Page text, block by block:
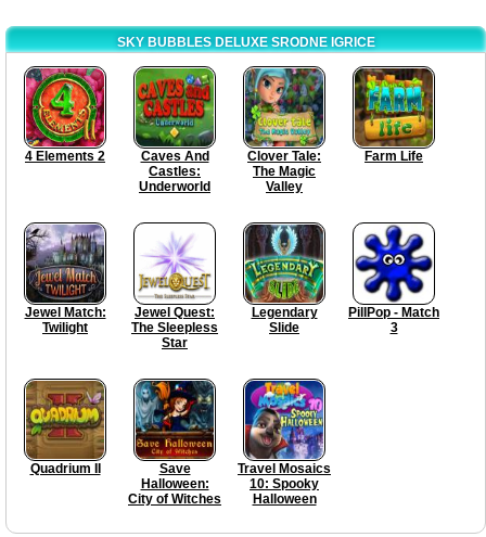
SKY BUBBLES DELUXE SRODNE IGRICE
4 Elements 2
Caves And
Castles:
Underworld
Clover Tale:
The Magic
Valley
Farm Life
Jewel Match:
Twilight
Jewel Quest:
The Sleepless
Star
Legendary
Slide
PillPop - Match
3
Quadrium II
Save
Halloween:
City of Witches
Travel Mosaics
10: Spooky
Halloween